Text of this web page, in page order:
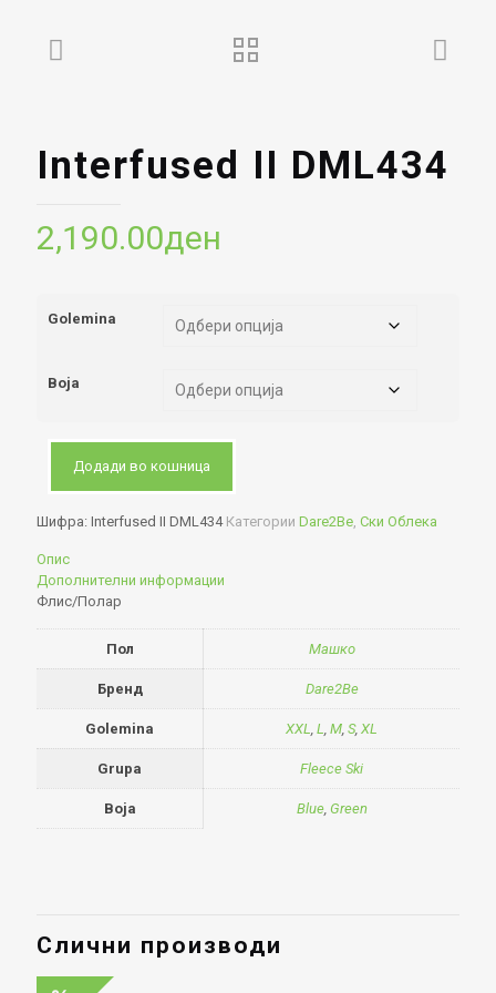
Interfused II DML434
2,190.00ден
Golemina
Boja
Додади во кошница
Шифра: Interfused II DML434 Категории Dare2Be, Ски Облека
Опис
Дополнителни информации
Флис/Полар
Пол Машко
Бренд Dare2Be
Golemina XXL, L, M, S, XL
Grupa Fleece Ski
Boja Blue, Green
Слични производи